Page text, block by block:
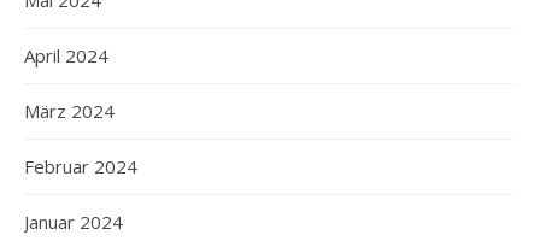
April 2024
März 2024
Februar 2024
Januar 2024